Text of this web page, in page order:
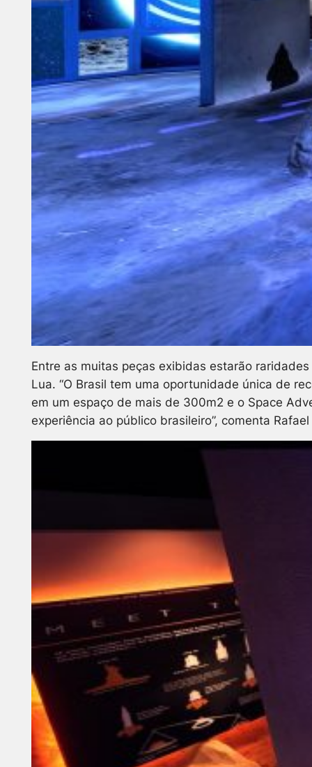
Entre as muitas peças exibidas estarão
Lua. “O Brasil tem uma oportunidade única de
em um espaço de mais de 300m2 e o Space
experiência ao público brasileiro”, comenta